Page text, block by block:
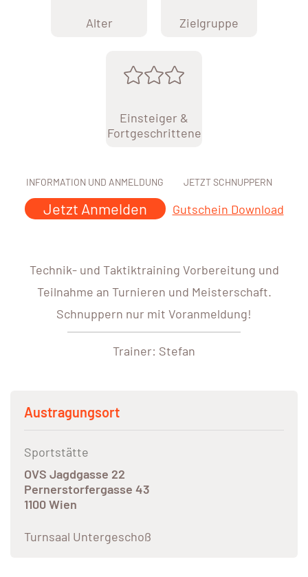
Alter Zielgruppe
Einsteiger &
Fortgeschrittene
INFORMATION UND ANMELDUNG
Jetzt Anmelden
JETZT SCHNUPPERN
Gutschein Download
Technik- und Taktiktraining Vorbereitung und
Teilnahme an Turnieren und Meisterschaft.
Schnuppern nur mit Voranmeldung!
Trainer: Stefan
Austragungsort
Sportstätte
OVS Jagdgasse 22
Pernerstorfergasse 43
1100 Wien
Turnsaal Untergeschoß